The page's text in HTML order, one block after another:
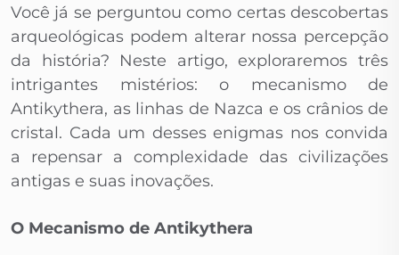
Você já se perguntou como certas descobertas
arqueológicas podem alterar nossa percepção
da história? Neste artigo, exploraremos três
intrigantes mistérios: o mecanismo de
Antikythera, as linhas de Nazca e os crânios de
cristal. Cada um desses enigmas nos convida
a repensar a complexidade das civilizações
antigas e suas inovações.
O Mecanismo de Antikythera